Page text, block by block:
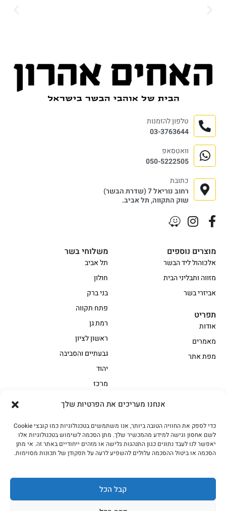
אנחנו מעריכים את הפרטיות שלך
כדי לספק את החוויה הטובה ביותר, אנו משתמשים בטכנולוגיות כמו קובצי Cookie
לשם אחסון וגישה למידע מהמכשיר שלך. מתן הסכמה לשימוש בטכנולוגיות אלו
יאפשר לנו לעבד נתונים כגון התנהגות גלישה או מזהים ייחודיים באתר זה. אי מתן
הסכמה או ביטול ההסכמה עלולים להשפיע לרעה על תפקודן של תכונות מסוימות.
קבל הכל
אווז
בשר בקר משובח
בשר בקר עגלה משובח
בשר למעשנת
הודו
חלקים אחוריים
מיוחדי מסורת1
נתחי פנים
עוף
משלוחי בשר
תל אביב
חולון
בני ברק
פתח תקווה
רמת גן
ראשון לציון
גבעתיים והסביבה
יהוד
מרכז
מוצרים נוספים
אלכוהול ליד הבשר
מזווה ותבליני הבית
אביזרי בשר
תפריט
אודות
מאמרים
מפת אתר
טלפון להזמנות
03-3763644
וואטסאפ
050-5222505
כתובת
רחוב נוריאל 7 (שדרת הבשר)
שוק התקווה, תל אביב.